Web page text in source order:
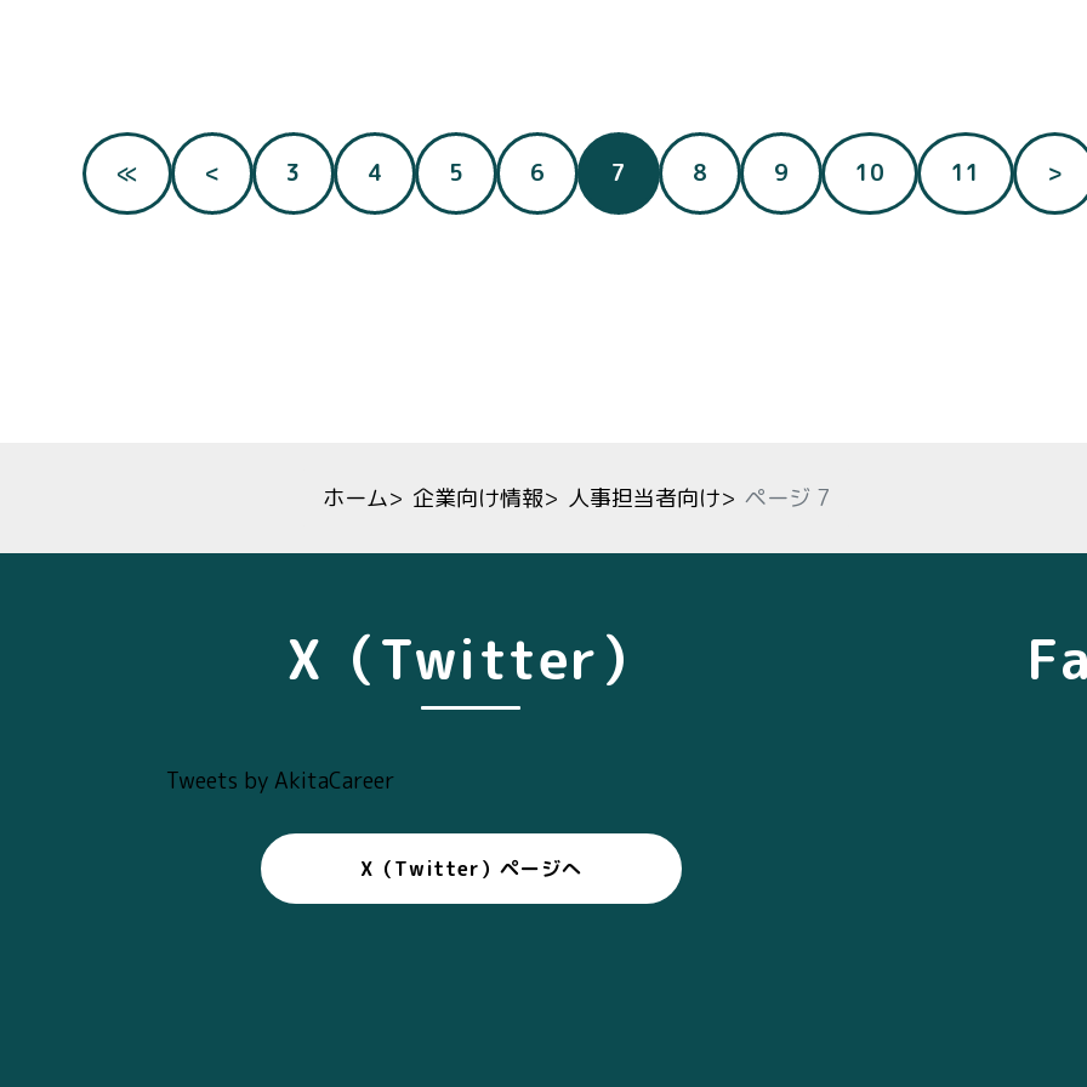
≪ < 3 4 5 6 7 （現在のページ）
8 9 10 11 >
ホーム> 企業向け情報> 人事担当者向け> ページ 7
X（Twitter）
Tweets by AkitaCareer
X（Twitter）ページへ